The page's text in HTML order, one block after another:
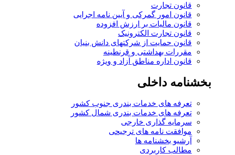
قانون تجارت
قانون امور گمرکی و آیین نامه اجرایی
قانون مالیات بر ارزش افزوده
قانون تجارت الکترونیک
قانون حمایت از شرکتهای دانش بنیان
مقررات بهداشتی و قرنطینه
قانون اداره مناطق آزاد و ویژه
بخشنامه داخلی
تعرفه های خدمات بندری جنوب کشور
تعرفه های خدمات بندری شمال کشور
سرمایه گذاری خارجی
موافقت نامه های ترجیحی
آرشیو بخشنامه ها
مطالب کاربردی